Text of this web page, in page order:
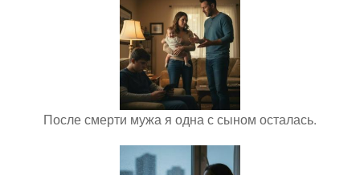
После смерти мужа я одна с сыном осталась.